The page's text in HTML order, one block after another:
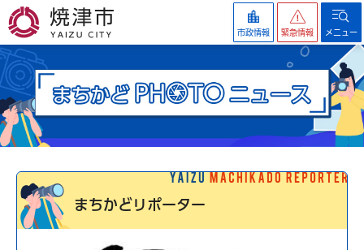
焼津市
市政情報 緊急情報 メニュー
まちかどリポーター